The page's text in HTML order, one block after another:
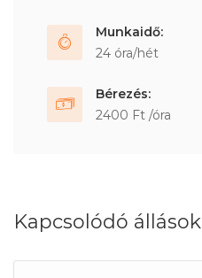
Munkaidő:
24 óra/hét
Bérezés:
2400 Ft /óra
Kapcsolódó állások